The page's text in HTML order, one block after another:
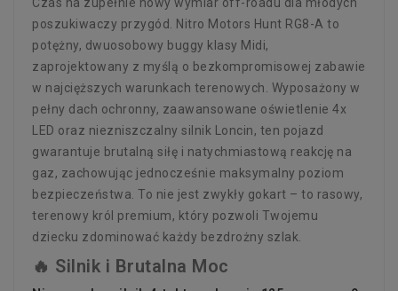
poszukiwaczy przygód. Nitro Motors Hunt RG8-A to
potężny, dwuosobowy buggy klasy Midi,
zaprojektowany z myślą o bezkompromisowej zabawie
w najcięższych warunkach terenowych. Wyposażony w
pełny dach ochronny, zaawansowane oświetlenie 4x
LED oraz niezniszczalny silnik Loncin, ten pojazd
gwarantuje brutalną siłę i natychmiastową reakcję na
gaz, zachowując jednocześnie maksymalny poziom
bezpieczeństwa. To nie jest zwykły gokart – to rasowy,
terenowy król premium, który pozwoli Twojemu
dziecku zdominować każdy bezdrożny szlak.
🔥 Silnik i Brutalna Moc